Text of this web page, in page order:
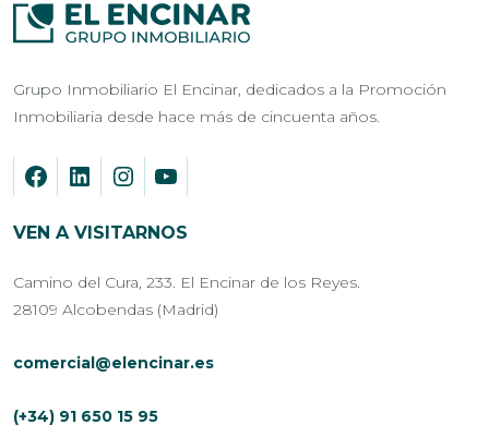
Grupo Inmobiliario El Encinar, dedicados a la Promoción
Inmobiliaria desde hace más de cincuenta años.
VEN A VISITARNOS
Camino del Cura, 233. El Encinar de los Reyes.
28109 Alcobendas (Madrid)
comercial@elencinar.es
(+34) 91 650 15 95